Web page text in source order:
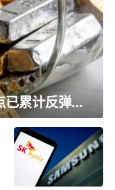
金价8月快速上涨，从年内低点已累计反弹超350美元